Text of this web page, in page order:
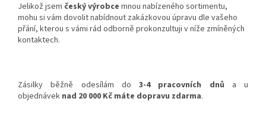
Jelikož jsem český výrobce mnou nabízeného sortimentu,
mohu si vám dovolit nabídnout zakázkovou úpravu dle vašeho
přání, kterou s vámi rád odborně prokonzultuji v níže zmíněných
kontaktech.
Zásilky běžně odesílám do 3-4 pracovních dnů
a u
objednávek nad 20 000 Kč máte dopravu zdarma.